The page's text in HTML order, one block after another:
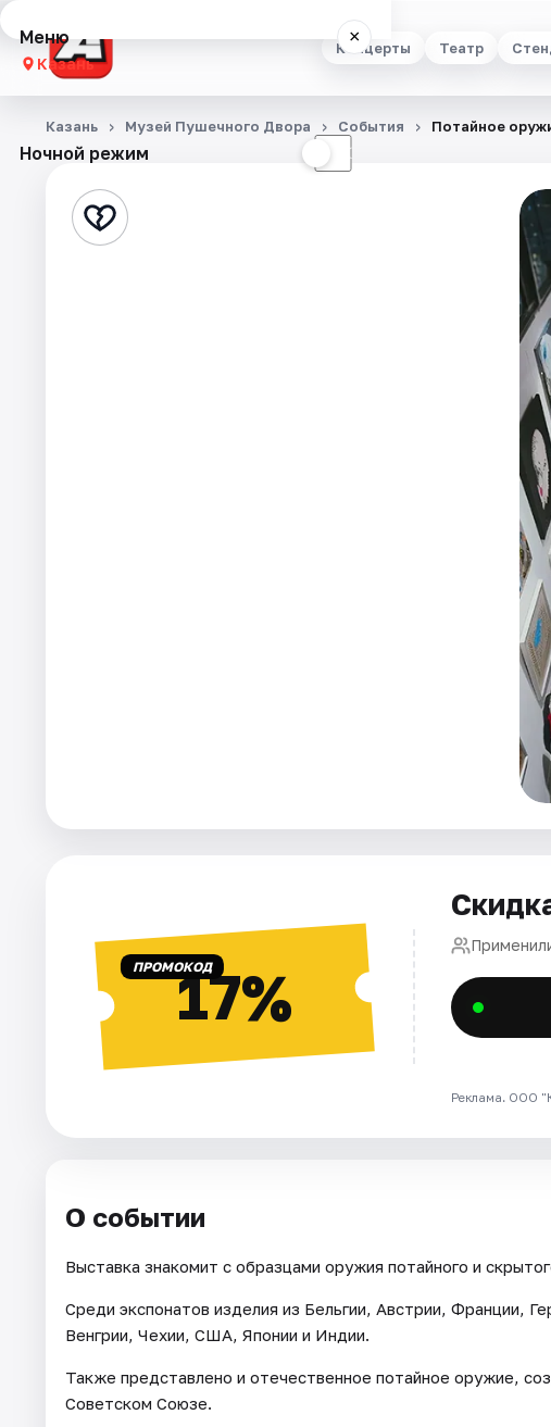
Концерты Театр
Меню ×
Казань
Концерты
Стендап
Ночной режим ☾
Казань Музей Пушечного Двора События Потайное
ПРОМОКОД17%
Реклама. ООО
О событии
Выставка знакомит с образцами оружия потайного и
Среди экспонатов изделия из Бельгии, Австрии, Франции,
Венгрии, Чехии, США, Японии и Индии.
Также представлено и отечественное потайное оружие,
Советском Союзе.